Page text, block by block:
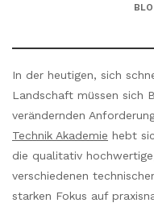
In der heutigen, sich
Landschaft müssen sich
verändernden
Technik Akademie hebt
die qualitativ
verschiedenen
starken Fokus auf